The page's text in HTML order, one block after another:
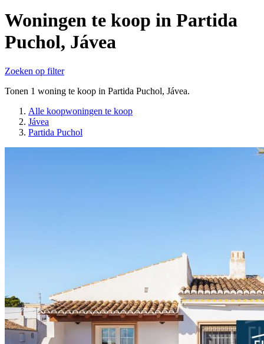
Woningen te koop in Partida
Puchol, Jávea
Zoeken op filter
Tonen 1 woning te koop in Partida Puchol, Jávea.
Alle koopwoningen te koop
Jávea
Partida Puchol